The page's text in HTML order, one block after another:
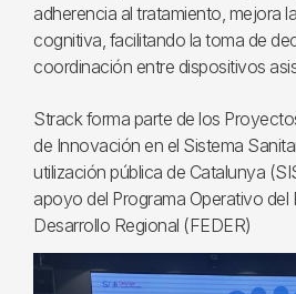
adherencia al tratamiento, mejora
cognitiva, facilitando la toma de
coordinación entre dispositivos
Strack forma parte de los
de Innovación en el Sistema
utilización pública de Catalunya
apoyo del Programa Operativo
Desarrollo Regional (FEDER)